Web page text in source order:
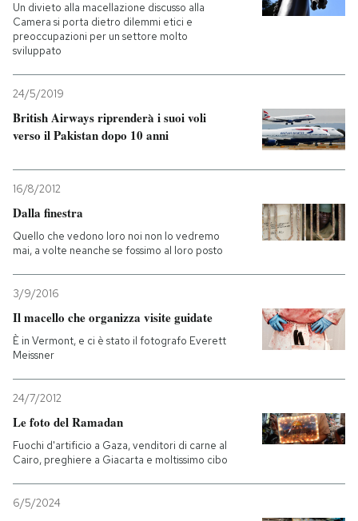
Un divieto alla macellazione discusso alla
Camera si porta dietro dilemmi etici e
preoccupazioni per un settore molto
sviluppato
24/5/2019
British Airways riprenderà i suoi voli
verso il Pakistan dopo 10 anni
16/8/2012
Dalla finestra
Quello che vedono loro noi non lo vedremo
mai, a volte neanche se fossimo al loro posto
3/9/2016
Il macello che organizza visite guidate
È in Vermont, e ci è stato il fotografo Everett
Meissner
24/7/2012
Le foto del Ramadan
Fuochi d'artificio a Gaza, venditori di carne al
Cairo, preghiere a Giacarta e moltissimo cibo
6/5/2024